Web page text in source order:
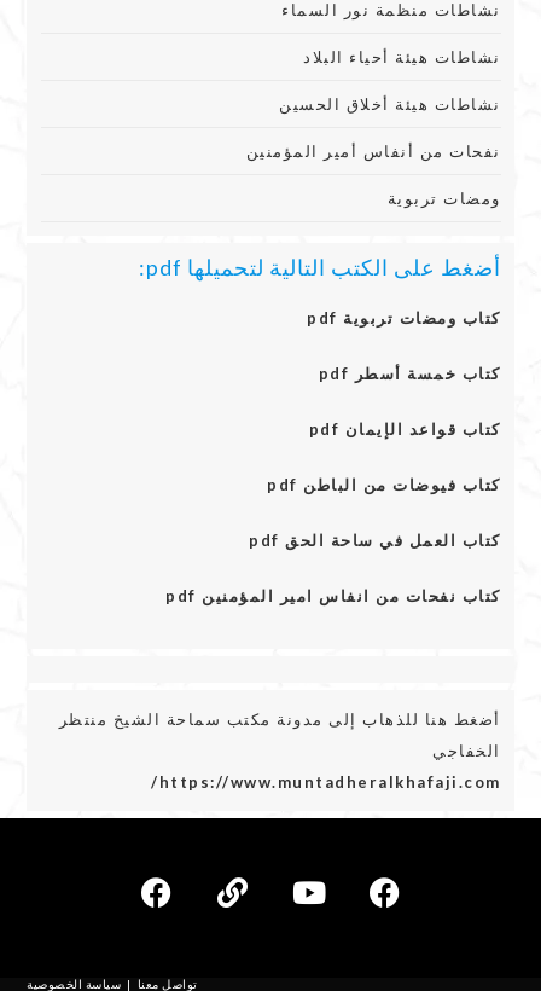
نشاطات منظمة نور السماء
نشاطات هيئة أحياء البلاد
نشاطات هيئة أخلاق الحسين
نفحات من أنفاس أمير المؤمنين
ومضات تربوية
أضغط على الكتب التالية لتحميلها pdf:
كتاب ومضات تربوية pdf
كتاب خمسة أسطر pdf
كتاب قواعد الإيمان pdf
كتاب فيوضات من الباطن pdf
كتاب العمل في ساحة الحق pdf
كتاب نفحات من انفاس امير المؤمنين pdf
أضغط هنا للذهاب إلى مدونة مكتب سماحة الشيخ منتظر
الخفاجي
https://www.muntadheralkhafaji.com/
تواصل معنا سياسة الخصوصية